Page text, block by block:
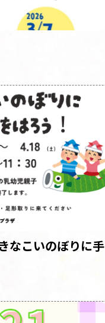
なこいのぼりに手